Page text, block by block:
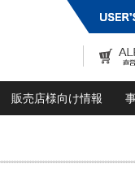
販売店様向け情報